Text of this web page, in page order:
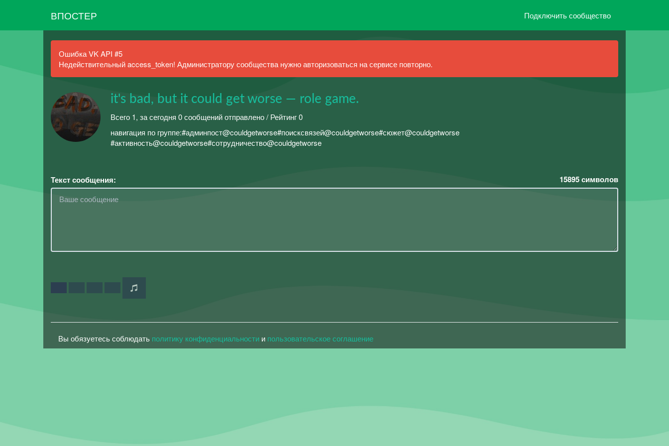
ВПОСТЕР Подключить сообщество
Ошибка VK API #5
Недействительный access_token! Администратору сообщества нужно авторизоваться на сервисе повторно.
it's bad, but it could get worse — role game.
Всего 1, за сегодня 0 сообщений отправлено / Рейтинг 0
ㅤㅤㅤㅤㅤㅤㅤㅤㅤㅤㅤㅤㅤㅤㅤㅤㅤㅤㅤㅤнавигация по группе:ㅤ#админпост@couldgetworseㅤ#поисксвязей@couldgetworseㅤ#сюжет@couldgetworseㅤ
#активность@couldgetworseㅤ#сотрудничество@couldgetworse
Текст сообщения: 15895символов
Вы обязуетесь соблюдать политику конфиденциальности и пользовательское соглашение